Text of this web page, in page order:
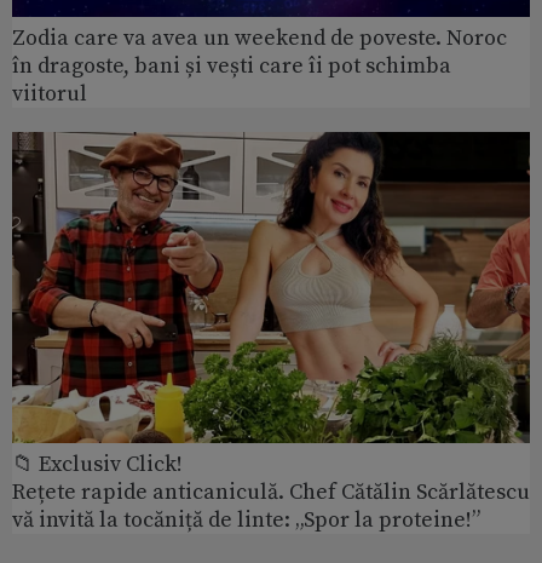
Zodia care va avea un weekend de poveste. Noroc
în dragoste, bani și vești care îi pot schimba
viitorul
📁 Exclusiv Click!
Rețete rapide anticaniculă. Chef Cătălin Scărlătescu
vă invită la tocăniță de linte: „Spor la proteine!”